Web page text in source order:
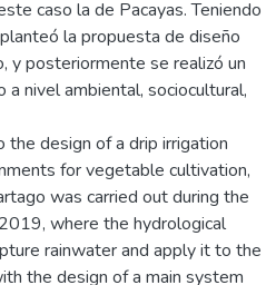
caso la de Pacayas. Teniendo
la propuesta de diseño
y posteriormente se realizó un
nivel ambiental, sociocultural,
design of a drip irrigation
for vegetable cultivation,
was carried out during the
where the hydrological
rainwater and apply it to the
the design of a main system